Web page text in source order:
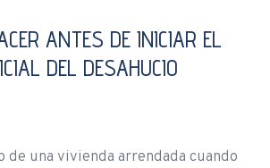
ANTES DE INICIAR EL
DEL DESAHUCIO
de una vivienda arrendada cuando